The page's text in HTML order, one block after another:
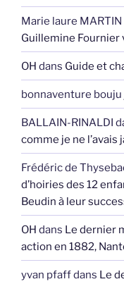
Marie laure MARTIN
Guillemine Fournier
OH dans Guide et
bonnaventure bouju
BALLAIN-RINALDI
comme je ne l’avais
Frédéric de
d’hoiries des 12
Beudin à leur
OH dans Le dernier
action en 1882,
yvan pfaffdans Le